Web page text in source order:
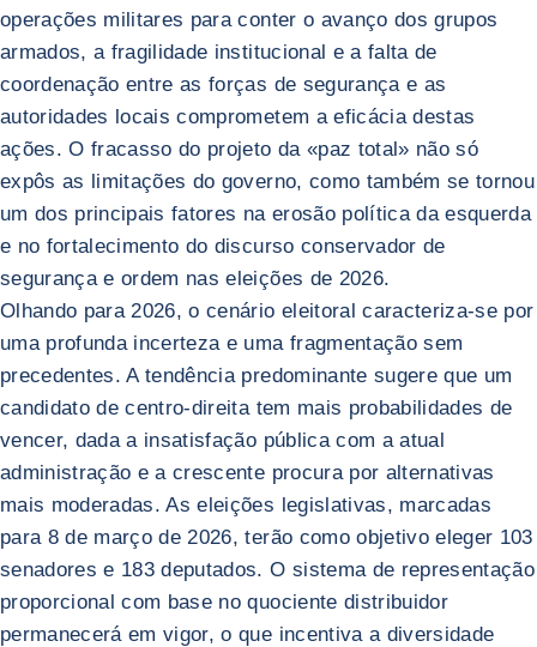
operações militares para conter o avanço dos grupos
armados, a fragilidade institucional e a falta de
coordenação entre as forças de segurança e as
autoridades locais comprometem a eficácia destas
ações. O fracasso do projeto da «paz total» não só
expôs as limitações do governo, como também se tornou
um dos principais fatores na erosão política da esquerda
e no fortalecimento do discurso conservador de
segurança e ordem nas eleições de 2026.
Olhando para 2026, o cenário eleitoral caracteriza-se por
uma profunda incerteza e uma fragmentação sem
precedentes. A tendência predominante sugere que um
candidato de centro-direita tem mais probabilidades de
vencer, dada a insatisfação pública com a atual
administração e a crescente procura por alternativas
mais moderadas. As eleições legislativas, marcadas
para 8 de março de 2026, terão como objetivo eleger 103
senadores e 183 deputados. O sistema de representação
proporcional com base no quociente distribuidor
permanecerá em vigor, o que incentiva a diversidade